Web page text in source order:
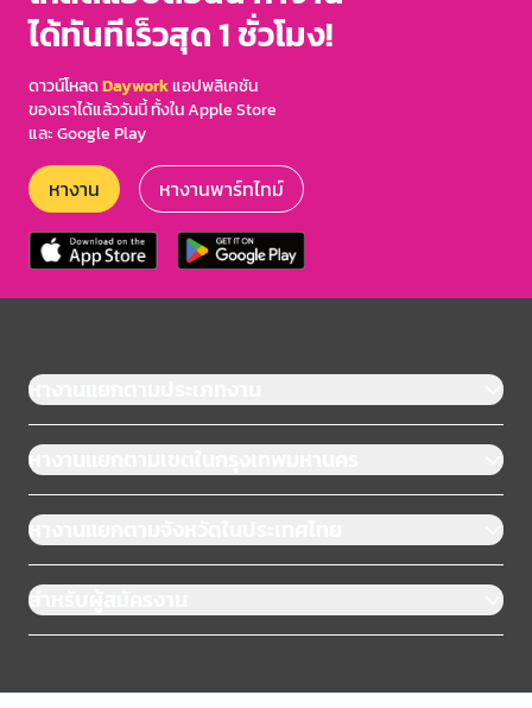
ได้ทันทีเร็วสุด 1 ชั่วโมง!
ดาวน์โหลดDayworkแอปพลิเคชัน
ของเราได้แล้ววันนี้ ทั้งใน Apple Store
และ Google Play
หางาน หางานพาร์ทไทม์
หางานแยกตามประเภทงาน
หางานแยกตามเขตในกรุงเทพมหานคร
หางานแยกตามจังหวัดในประเทศไทย
สำหรับผู้สมัครงาน